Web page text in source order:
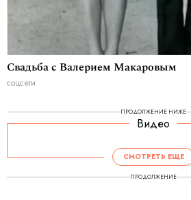
Свадьба с Валерием Макаровым
соцсети
ПРОДОЛЖЕНИЕ НИЖЕ
Видео
СМОТРЕТЬ ЕЩЕ
ПРОДОЛЖЕНИЕ